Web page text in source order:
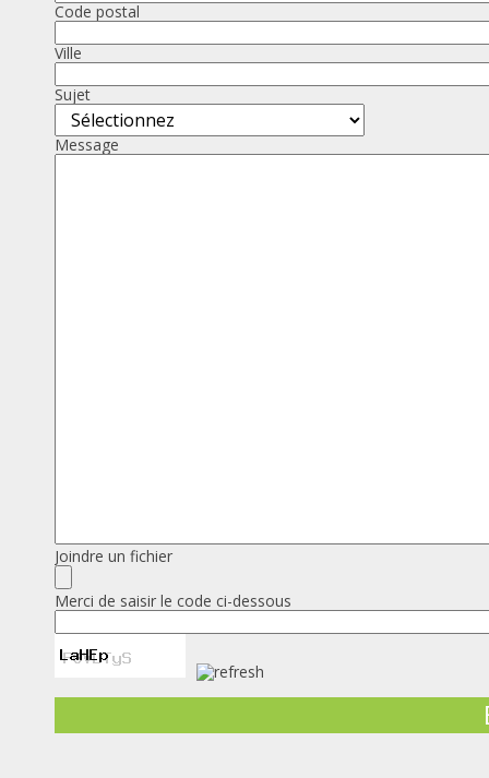
Code postal
Ville
Sujet
Message
Joindre un fichier
Merci de saisir le code ci-dessous